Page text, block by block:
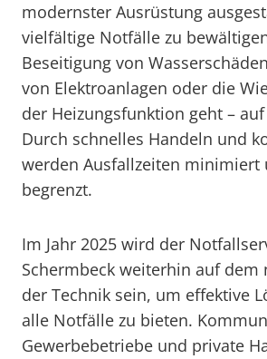
modernster Ausrüstung
vielfältige Notfälle zu
Beseitigung von
von Elektroanlagen oder die
der Heizungsfunktion geht –
Durch schnelles Handeln und
werden Ausfallzeiten minimiert
begrenzt.
Im Jahr 2025 wird der
Schermbeck weiterhin auf dem
der Technik sein, um effektive
alle Notfälle zu bieten.
Gewerbebetriebe und private